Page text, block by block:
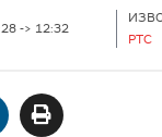
-> 12:32
РТС